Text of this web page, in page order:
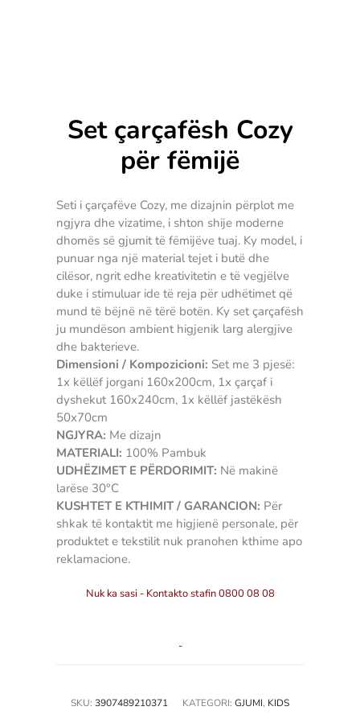
Set çarçafësh Cozy
për fëmijë
Seti i çarçafëve Cozy, me dizajnin përplot me
ngjyra dhe vizatime, i shton shije moderne
dhomës së gjumit të fëmijëve tuaj. Ky model, i
punuar nga një material tejet i butë dhe
cilësor, ngrit edhe kreativitetin e të vegjëlve
duke i stimuluar ide të reja për udhëtimet që
mund të bëjnë në tërë botën. Ky set çarçafësh
ju mundëson ambient higjenik larg alergjive
dhe bakterieve.
Dimensioni / Kompozicioni: Set me 3 pjesë:
1x këllëf jorgani 160x200cm, 1x çarçaf i
dyshekut 160x240cm, 1x këllëf jastëkësh
50x70cm
NGJYRA: Me dizajn
MATERIALI: 100% Pambuk
UDHËZIMET E PËRDORIMIT: Në makinë
larëse 30°C
KUSHTET E KTHIMIT / GARANCION: Për
shkak të kontaktit me higjienë personale, për
produktet e tekstilit nuk pranohen kthime apo
reklamacione.
Nuk ka sasi - Kontakto stafin 0800 08 08
-
SKU: 3907489210371 KATEGORI: GJUMI, KIDS